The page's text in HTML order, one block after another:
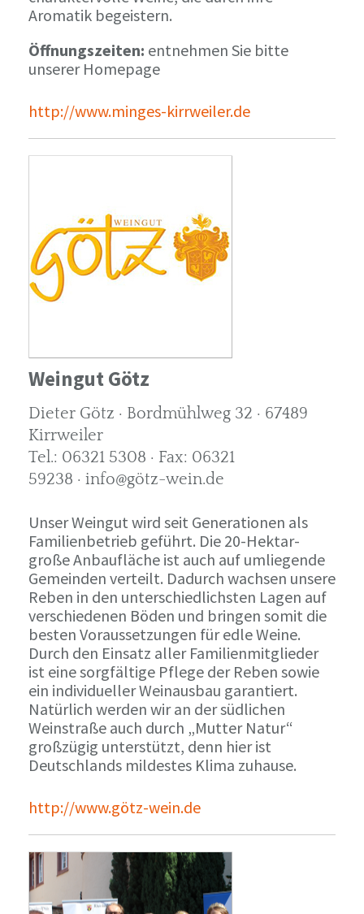
Aromatik begeistern.
Öffnungszeiten: entnehmen Sie bitte
unserer Homepage
http://www.minges-kirrweiler.de
Weingut Götz
Dieter Götz · Bordmühlweg 32 · 67489
Kirrweiler
Tel.: 06321 5308 · Fax: 06321
59238 · info@götz-wein.de
Unser Weingut wird seit Generationen als
Familienbetrieb geführt. Die 20-Hektar-
große Anbaufläche ist auch auf umliegende
Gemeinden verteilt. Dadurch wachsen unsere
Reben in den unterschiedlichsten Lagen auf
verschiedenen Böden und bringen somit die
besten Voraussetzungen für edle Weine.
Durch den Einsatz aller Familienmitglieder
ist eine sorgfältige Pflege der Reben sowie
ein individueller Weinausbau garantiert.
Natürlich werden wir an der südlichen
Weinstraße auch durch „Mutter Natur“
großzügig unterstützt, denn hier ist
Deutschlands mildestes Klima zuhause.
http://www.götz-wein.de